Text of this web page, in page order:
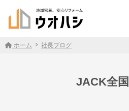
ホーム 社長ブログ
JACK全